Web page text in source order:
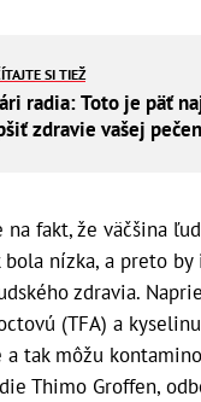
SI TIEŽ
radia: Toto je päť
zdravie vašej
fakt, že väčšina
nízka, a preto
zdravia.
(TFA) a
tak môžu
Thimo Groffen,